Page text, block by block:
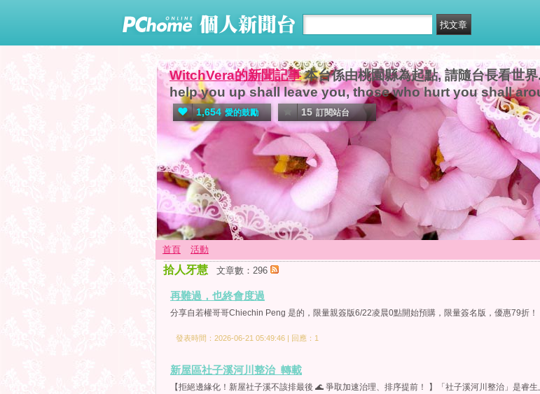
WitchVera的新聞記事 本台係由桃園縣為起點, 請隨台長看世
help you up shall leave you, those who hurt you shall
1,654 愛的鼓勵 15 訂閱站台
首頁 活動
拾人牙慧 文章數：296
再難過，也終會度過
分享自若權哥哥Chiechin Peng 是的，限量親簽版6/22凌晨0點開始預購，限量簽名版，優惠79折！
發表時間：2026-06-21 05:49:46 | 回應：1
新屋區社子溪河川整治_轉載
【拒絕邊緣化！新屋社子溪不該排最後 🌊 爭取加速治理、排序提前！ 】「社子溪河川整治」是睿